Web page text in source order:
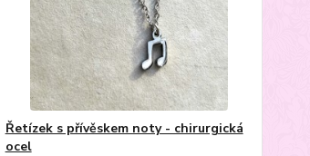
Řetízek s přívěskem noty - chirurgická
ocel